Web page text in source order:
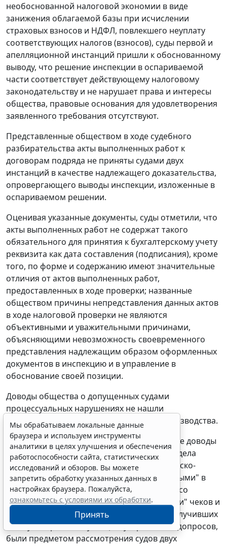
необоснованной налоговой экономии в виде
занижения облагаемой базы при исчислении
страховых взносов и НДФЛ, повлекшего неуплату
соответствующих налогов (взносов), суды первой и
апелляционной инстанций пришли к обоснованному
выводу, что решение инспекции в оспариваемой
части соответствует действующему налоговому
законодательству и не нарушает права и интересы
общества, правовые основания для удовлетворения
заявленного требования отсутствуют.
Представленные обществом в ходе судебного
разбирательства акты выполненных работ к
договорам подряда не приняты судами двух
инстанций в качестве надлежащего доказательства,
опровергающего выводы инспекции, изложенные в
оспариваемом решении.
Оценивая указанные документы, суды отметили, что
акты выполненных работ не содержат такого
обязательного для принятия к бухгалтерскому учету
реквизита как дата составления (подписания), кроме
того, по форме и содержанию имеют значительные
отличия от актов выполненных работ,
предоставленных в ходе проверки; названные
обществом причины непредставления данных актов
в ходе налоговой проверки не являются
объективными и уважительными причинами,
объясняющими невозможность своевременного
представления надлежащим образом оформленных
документов в инспекцию и в управление в
обоснование своей позиции.
Доводы общества о допущенных судами
процессуальных нарушениях не нашли
подтверждения в ходе кассационного производства.
Вновь приведенные в кассационной жалобе доводы
общества о недоказанности материалами дела
оснований для переквалификации гражданско-
правовых договоров подряда с "самозанятыми" в
качестве трудовых договоров, в том числе со
ссылками на формирование "самозанятыми" чеков и
оформление актов выполненных работ, получивших
к тому же критическую оценку, протоколы допросов,
были предметом рассмотрения судов двух
Мы обрабатываем локальные данные
браузера и используем инструменты
аналитики в целях улучшения и обеспечения
работоспособности сайта, статистических
исследований и обзоров. Вы можете
запретить обработку указанных данных в
настройках браузера. Пожалуйста,
ознакомьтесь с условиями их обработки.
Принять